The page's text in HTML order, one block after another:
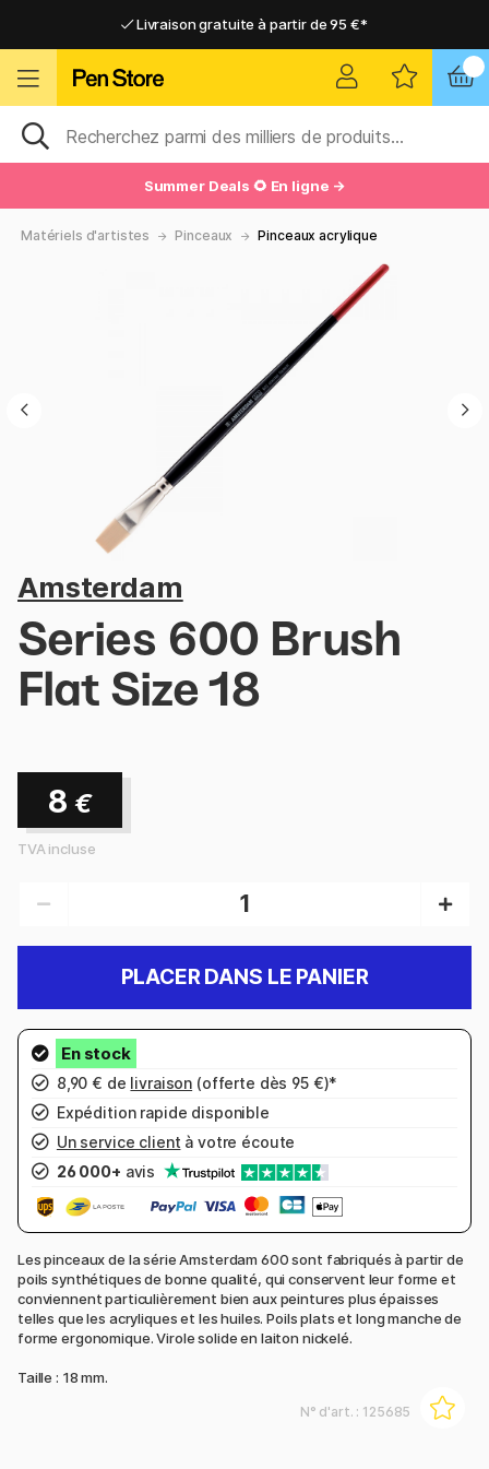
Livraison gratuite à partir de 95 €*
Livraison domicile ou point relais
Livraison gratuite à partir de 95 €*
Livraison domicile ou point relais
Summer Deals 🌻 En ligne →
Matériels d'artistes Pinceaux Pinceaux acrylique
Amsterdam
Series 600 Brush
Flat Size 18
8 €
TVA incluse
PLACER DANS LE PANIER
8,90 € de livraison (offerte dès 95 €)*
Expédition rapide disponible
Un service client à votre écoute
26 000+ avis
Les pinceaux de la série Amsterdam 600 sont fabriqués à partir de
poils synthétiques de bonne qualité, qui conservent leur forme et
conviennent particulièrement bien aux peintures plus épaisses
telles que les acryliques et les huiles. Poils plats et long manche de
forme ergonomique. Virole solide en laiton nickelé.
Taille : 18 mm.
N° d'art. : 125685